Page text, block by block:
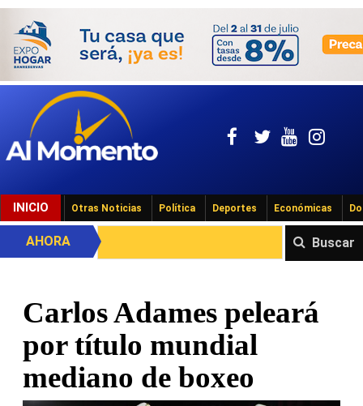
INICIO Otras Noticias Política Deportes Económicas
Buscar
AHORA
Carlos Adames peleará
por título mundial
mediano de boxeo